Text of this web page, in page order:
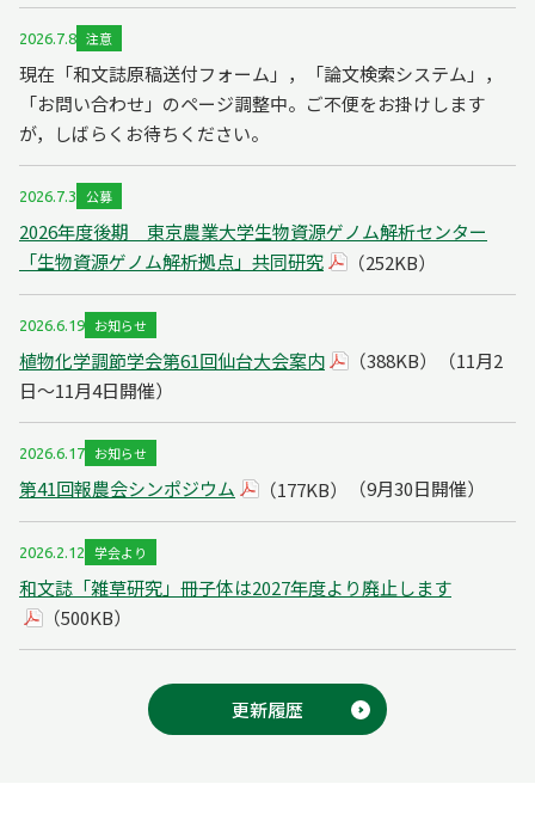
2026.7.8 注意
現在「和文誌原稿送付フォーム」，「論文検索システム」，
「お問い合わせ」のページ調整中。ご不便をお掛けします
が，しばらくお待ちください。
2026.7.3 公募
2026年度後期 東京農業大学生物資源ゲノム解析センター
「生物資源ゲノム解析拠点」共同研究
（252KB）
2026.6.19 お知らせ
植物化学調節学会第61回仙台大会案内 （388KB）
（11月2
日～11月4日開催）
2026.6.17 お知らせ
第41回報農会シンポジウム （177KB） （9月30日開催）
2026.2.12 学会より
和文誌「雑草研究」冊子体は2027年度より廃止します
（500KB）
更新履歴